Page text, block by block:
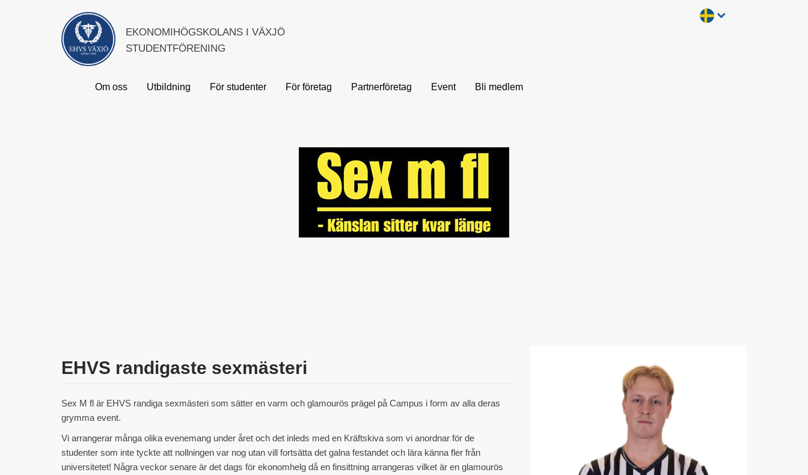
EKONOMIHÖGSKOLANS I VÄXJÖ
STUDENTFÖRENING
Om oss Utbildning För studenter För företag Partnerföretag Event Bli medlem
EHVS randigaste sexmästeri
Sex M fl är EHVS randiga sexmästeri som sätter en varm och glamourös prägel på Campus i form av alla deras
grymma event.
Vi arrangerar många olika evenemang under året och det inleds med en Kräftskiva som vi anordnar för de
studenter som inte tyckte att nollningen var nog utan vill fortsätta det galna festandet och lära känna fler från
universitetet! Några veckor senare är det dags för ekonomhelg då en finsittning arrangeras vilket är en glamourös